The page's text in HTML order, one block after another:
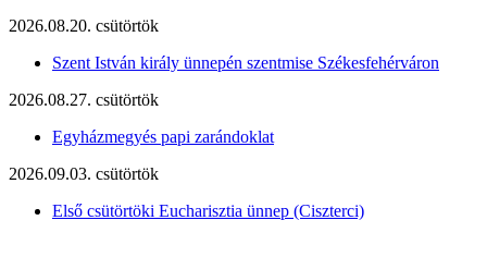
2026.08.20. csütörtök
Szent István király ünnepén szentmise Székesfehérváron
2026.08.27. csütörtök
Egyházmegyés papi zarándoklat
2026.09.03. csütörtök
Első csütörtöki Eucharisztia ünnep (Ciszterci)